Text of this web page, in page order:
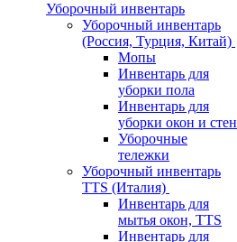
Уборочный инвентарь
Уборочный инвентарь
(Россия, Турция, Китай)
Мопы
Инвентарь для
уборки пола
Инвентарь для
уборки окон и стен
Уборочные
тележки
Уборочный инвентарь
TTS (Италия)
Инвентарь для
мытья окон, TTS
Инвентарь для